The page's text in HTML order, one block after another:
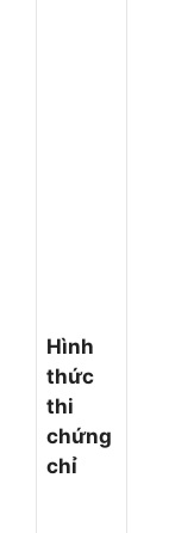
Hình
thức
thi
chứng
chỉ